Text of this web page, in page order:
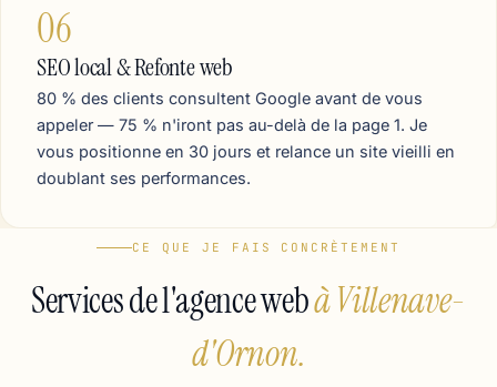
06
SEO local & Refonte web
80 % des clients consultent Google avant de vous
appeler — 75 % n'iront pas au-delà de la page 1. Je
vous positionne en 30 jours et relance un site vieilli en
doublant ses performances.
CE QUE JE FAIS CONCRÈTEMENT
Services de l'agence webà Villenave-
d'Ornon.